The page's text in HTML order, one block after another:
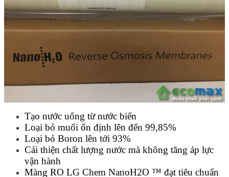
Tạo nước uống từ nước biển
Loại bỏ muối ổn định lên đến 99,85%
Loại bỏ Boron lên tới 93%
Cải thiện chất lượng nước mà không tăng áp lực
vận hành
Màng RO LG Chem NanoH2O ™ đạt tiêu chuẩn